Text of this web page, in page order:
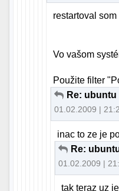
restartoval
Vo vašom
Použite filter
Re:
01.02.2009 |
inac to ze je
Re:
01.02.2009 |
tak teraz uz